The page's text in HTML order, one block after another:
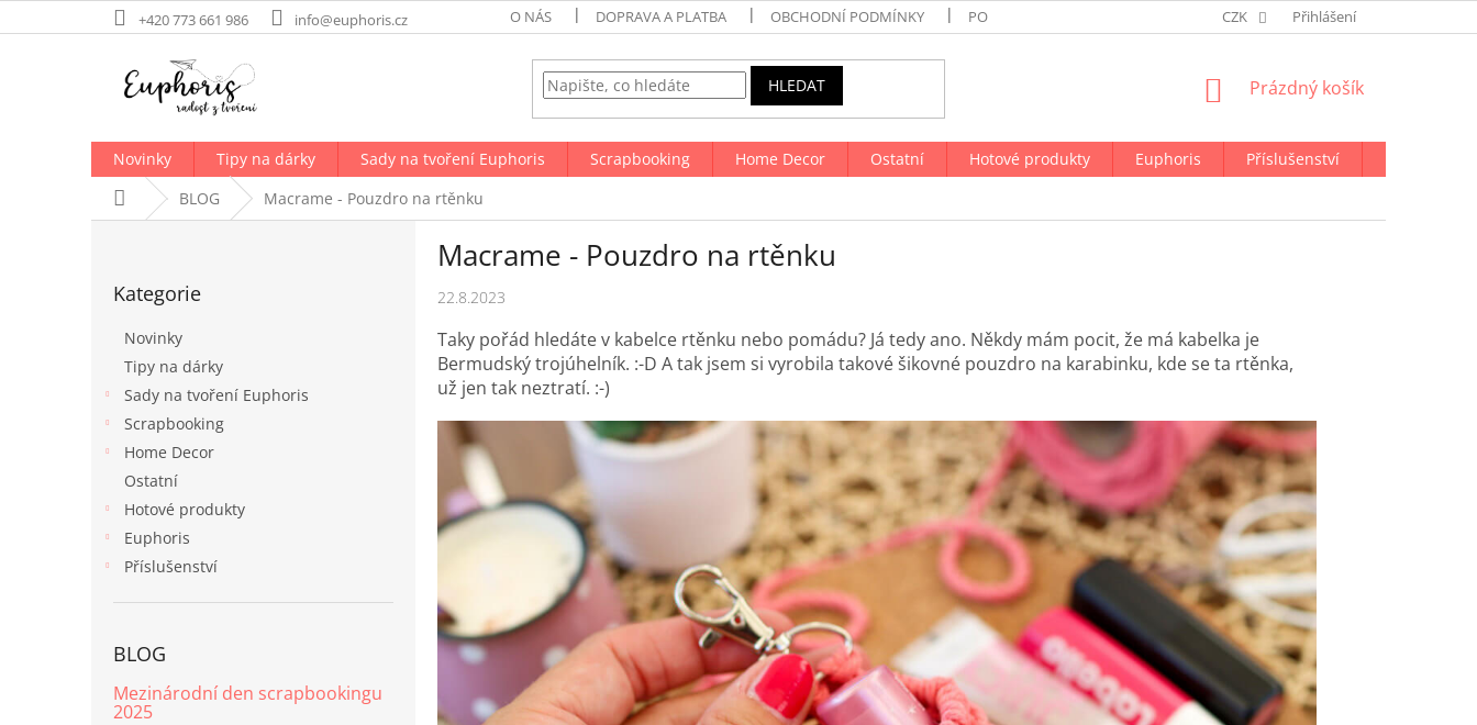
na
+420 773 661 986 info@euphoris.cz O NÁS DOPRAVA A PLATBA OBCHODNÍ PODMÍNKY PODMÍNKY OCHRANY OSOBNÍCH ÚDAJŮ NAPIŠTE NÁM
CZK Přihlášení
HLEDAT
NÁKUPNÍ
Prázdný košík
Novinky Tipy na dárky Sady na tvoření Euphoris Scrapbooking Home Decor Ostatní Hotové produkty Euphoris Příslušenství
Domů BLOG Macrame - Pouzdro na rtěnku
kategorie
Kategorie
Novinky
Tipy na dárky
Sady na tvoření Euphoris
Scrapbooking
Home Decor
Ostatní
Hotové produkty
Euphoris
Příslušenství
BLOG
Mezinárodní den scrapbookingu
2025
Macrame - Pouzdro na rtěnku
22.8.2023
Taky pořád hledáte v kabelce rtěnku nebo pomádu? Já tedy ano. Někdy mám pocit, že má kabelka je
Bermudský trojúhelník. :-D A tak jsem si vyrobila takové šikovné pouzdro na karabinku, kde se ta rtěnka,
už jen tak neztratí. :-)